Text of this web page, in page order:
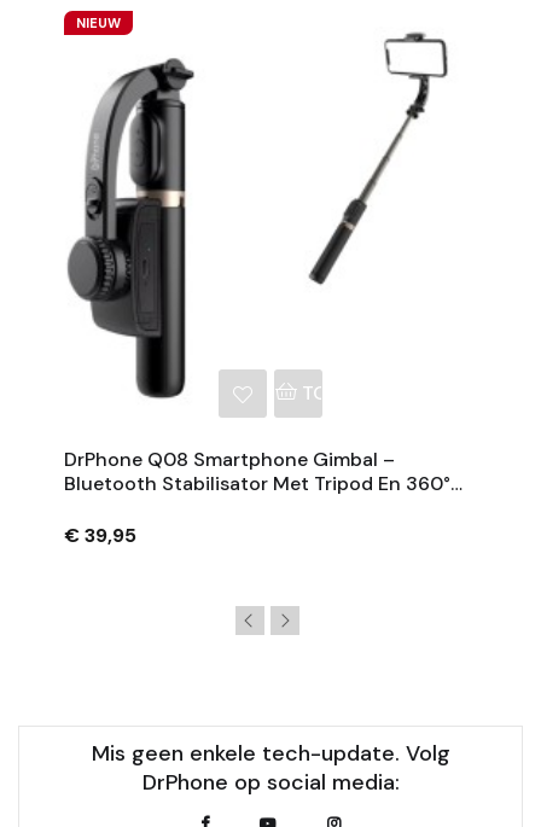
NIEUW
TOEVOEGEN AAN
DrPhone Q08 Smartphone Gimbal –
Bluetooth Stabilisator Met Tripod En 360°
€ 39,95
Mis geen enkele tech-update. Volg
DrPhone op social media: